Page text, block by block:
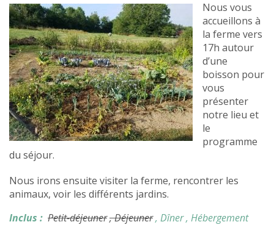
Nous vous
accueillons à
la ferme vers
17h autour
d’une
boisson pour
vous
présenter
notre lieu et
le
programme
du séjour.
Nous irons ensuite visiter la ferme, rencontrer les
animaux, voir les différents jardins.
Inclus : Petit-déjeuner, Déjeuner, Dîner, Hébergement